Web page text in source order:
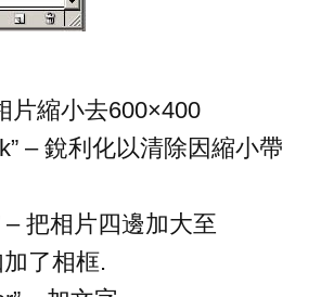
片縮小去600×400
– 銳利化以清除因縮小帶
– 把相片四邊加大至
了相框.